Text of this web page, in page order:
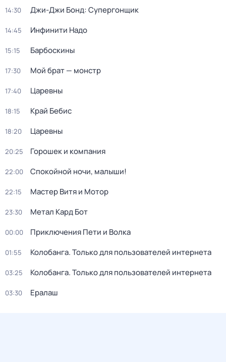
14:30 Джи-Джи Бонд: Супергонщик
14:45 Инфинити Надо
15:15 Барбоскины
17:30 Мой брат — монстр
17:40 Царевны
18:15 Край Бебис
18:20 Царевны
20:25 Горошек и компания
22:00 Спокойной ночи, малыши!
22:15 Мастер Витя и Мотор
23:30 Метал Кард Бот
00:00 Приключения Пети и Волка
01:55 Колобанга. Только для пользователей интернета
03:25 Колобанга. Только для пользователей интернета
03:30 Ералаш